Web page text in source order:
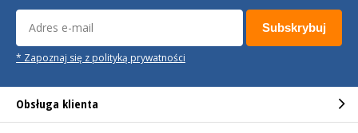
Subskrybuj
* Zapoznaj się z polityką prywatności
Obsługa klienta